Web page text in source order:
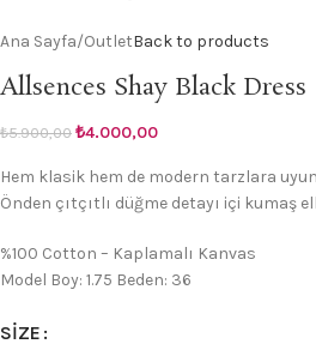
Ana Sayfa/OutletBack to products
Allsences Shay Black Dress
₺5.900,00 ₺4.000,00
Hem klasik hem de modern tarzlara
Önden çıtçıtlı düğme detayı içi kumaş
%100 Cotton – Kaplamalı Kanvas
Model Boy: 1.75 Beden: 36
SIZE